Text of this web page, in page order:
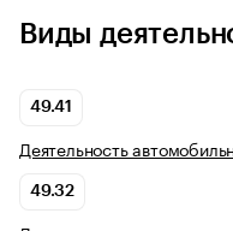
Виды
49.41
Деятельность
49.32